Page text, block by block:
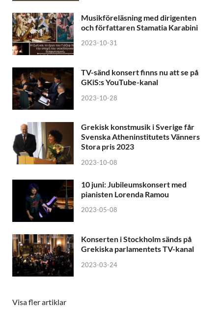
Musikföreläsning med dirigenten
och författaren Stamatia Karabini
2023-10-31
TV-sänd konsert finns nu att se på
GKiS:s YouTube-kanal
2023-10-28
Grekisk konstmusik i Sverige får
Svenska Atheninstitutets Vänners
Stora pris 2023
2023-10-08
10 juni: Jubileumskonsert med
pianisten Lorenda Ramou
2023-05-08
Konserten i Stockholm sänds på
Grekiska parlamentets TV-kanal
2023-03-24
Visa fler artiklar